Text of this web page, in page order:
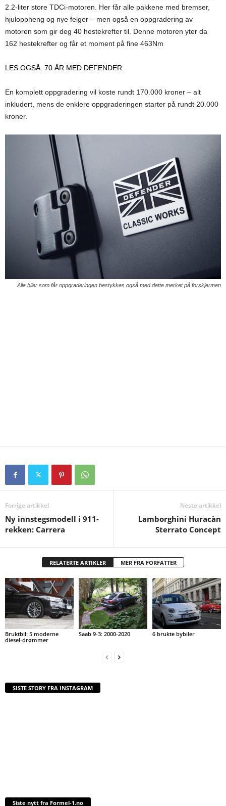
2.2-liter store TDCi-motoren. Her får alle pakkene med bremser,
hjuloppheng og nye felger – men også en oppgradering av
motoren som gir deg 40 hestekrefter til. Denne motoren yter da
162 hestekrefter og får et moment på fine 463Nm
LES OGSÅ: 70 ÅR MED DEFENDER
En komplett oppgradering vil koste rundt 170.000 kroner – alt
inkludert, mens de enklere oppgraderingen starter på rundt 20.000
kroner.
Alle biler som får oppgraderingen bestykkes også med dette merket på forskjermen
Forrige artikkel
Ny innstegsmodell i 911-
rekken: Carrera
Neste artikkel
Lamborghini Huracàn
Sterrato Concept
RELATERTE ARTIKLER MER FRA FORFATTER
Bruktbil: 5 moderne
diesel-drømmer
Saab 9-3: 2000-2020 6 brukte bybiler
SISTE STORY FRA INSTAGRAM
Siste nytt fra Formel-1.no